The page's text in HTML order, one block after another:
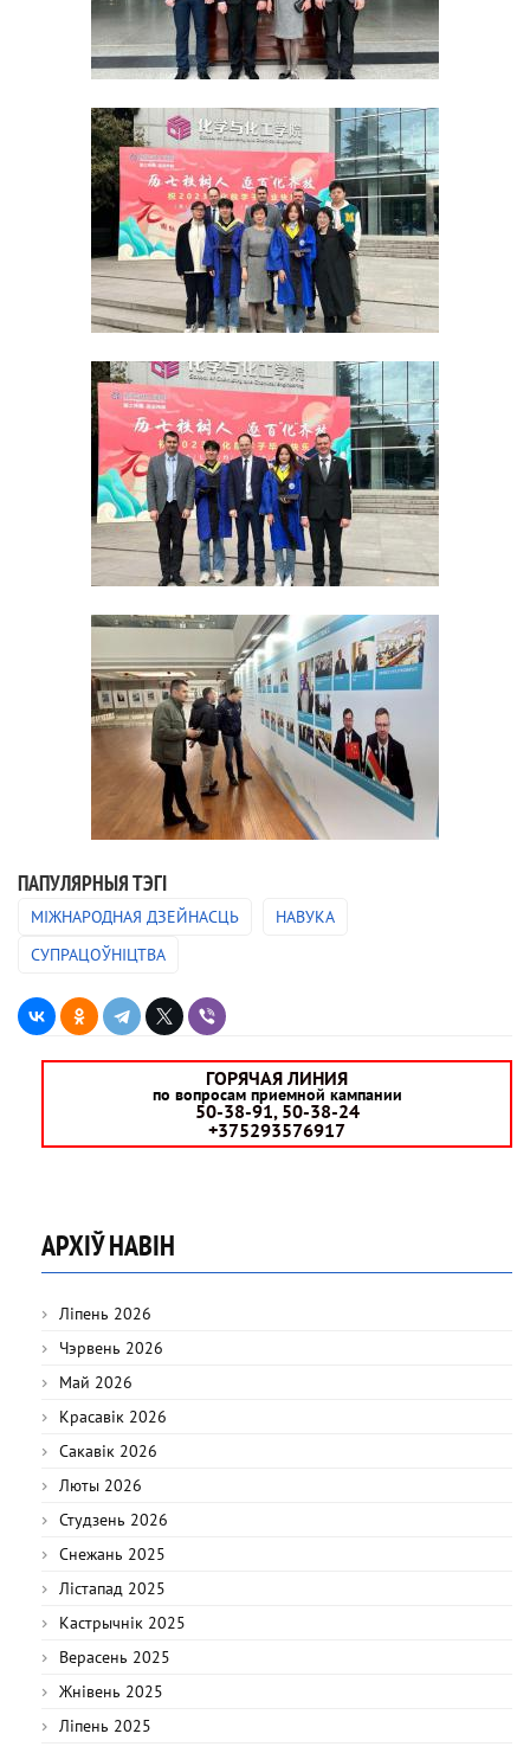
ПАПУЛЯРНЫЯ ТЭГІ
МІЖНАРОДНАЯ ДЗЕЙНАСЦЬ
НАВУКА
СУПРАЦОЎНІЦТВА
ГОРЯЧАЯ ЛИНИЯ
по вопросам приемной кампании
50-38-91, 50-38-24
+375293576917
АРХІЎ НАВІН
Ліпень 2026
Чэрвень 2026
Май 2026
Красавік 2026
Сакавік 2026
Люты 2026
Студзень 2026
Снежань 2025
Лістапад 2025
Кастрычнік 2025
Верасень 2025
Жнівень 2025
Ліпень 2025